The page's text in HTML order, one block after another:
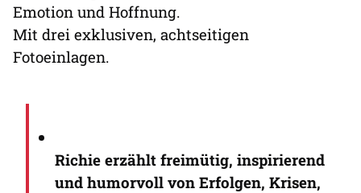
Emotion und Hoffnung.
Mit drei exklusiven, achtseitigen
Fotoeinlagen.
Richie erzählt freimütig, inspirierend
und humorvoll von Erfolgen, Krisen,